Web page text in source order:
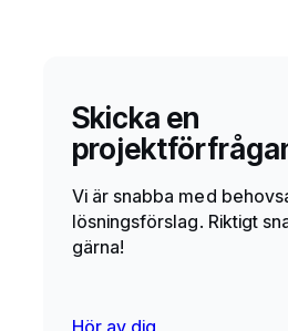
Skicka en
Vi är snabba med
lösningsförslag. Riktigt
gärna!
Hör av dig